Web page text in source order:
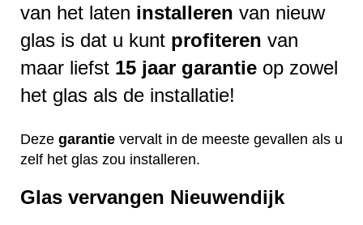
van het laten installeren van nieuw
glas is dat u kunt profiteren van
maar liefst 15 jaar garantie op zowel
het glas als de installatie!
Deze garantie vervalt in de meeste gevallen als u
zelf het glas zou installeren.
Glas vervangen Nieuwendijk